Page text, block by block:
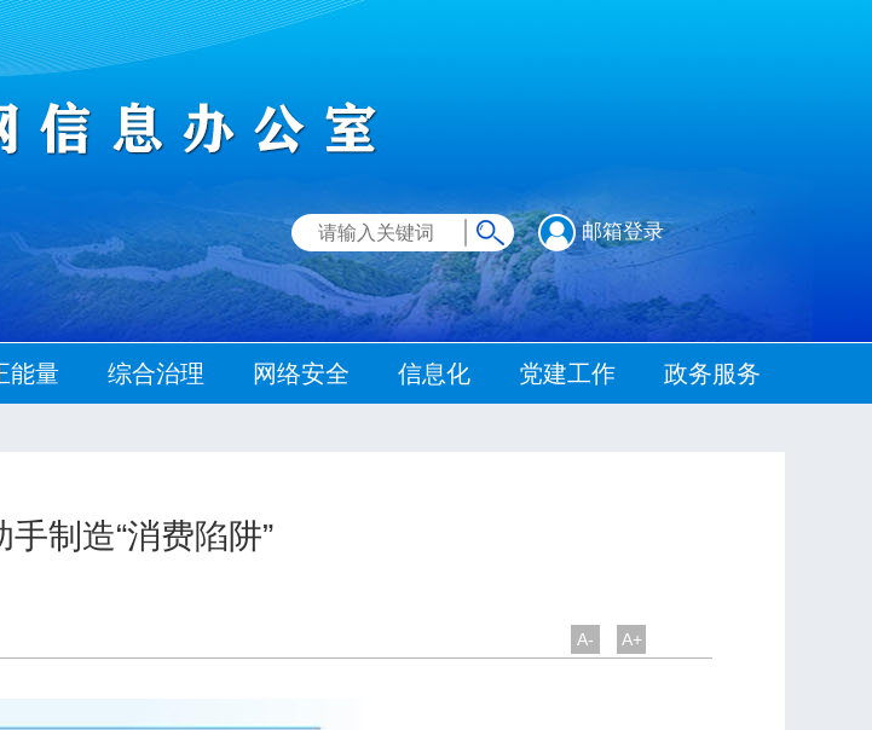
邮箱登录
能量 综合治理 网络安全 信息化 党建工作 政务服务
制造“消费陷阱”
A- A+